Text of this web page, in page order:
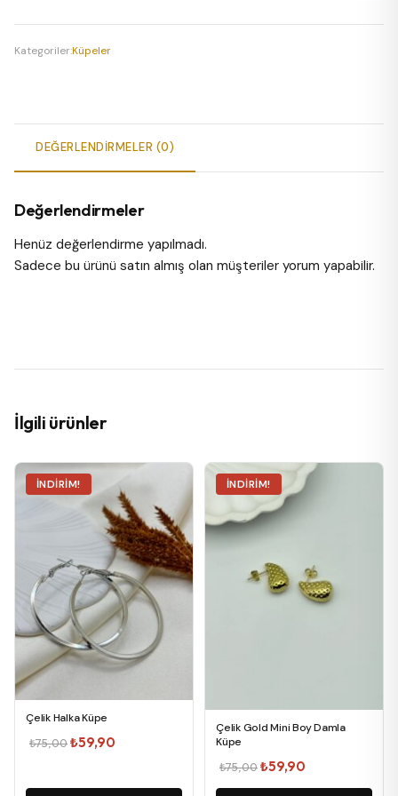
Kategoriler:Küpeler
DEĞERLENDIRMELER (0)
Değerlendirmeler
Henüz değerlendirme yapılmadı.
Sadece bu ürünü satın almış olan müşteriler yorum yapabilir.
İlgili ürünler
İNDIRIM!
Çelik Halka Küpe
₺75,00Orijinal
₺59,90
İNDIRIM!
Çelik Gold Mini Boy Damla
Küpe
₺75,00Orijinal
fiyat:
₺59,90
andaki